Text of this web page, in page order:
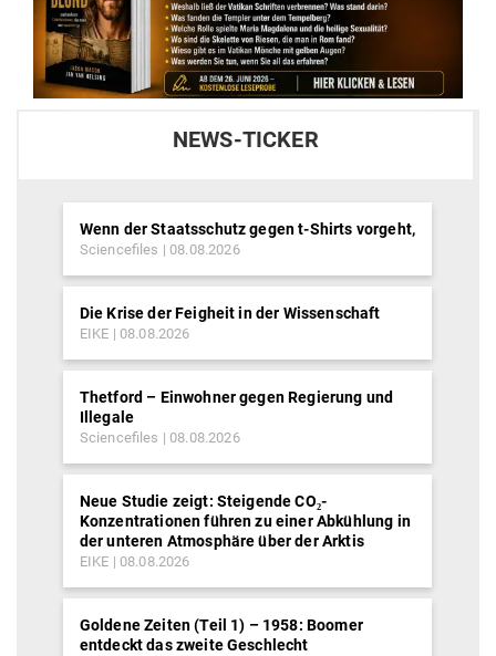
NEWS-TICKER
Wenn der Staatsschutz gegen t-Shirts vorgeht,
Sciencefiles 08.08.2026
Die Krise der Feigheit in der Wissenschaft
EIKE 08.08.2026
Thetford – Einwohner gegen Regierung und
Illegale
Sciencefiles 08.08.2026
Neue Studie zeigt: Steigende CO₂-
Konzentrationen führen zu einer Abkühlung in
der unteren Atmosphäre über der Arktis
EIKE 08.08.2026
Goldene Zeiten (Teil 1) – 1958: Boomer
entdeckt das zweite Geschlecht